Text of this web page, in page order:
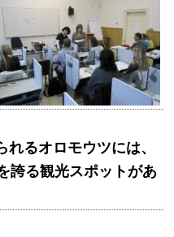
れるオロモウツには、
誇る観光スポットがあ